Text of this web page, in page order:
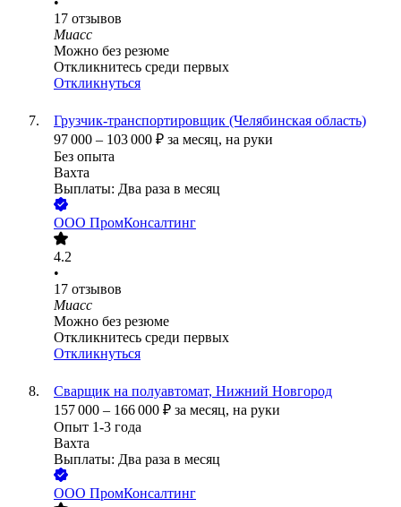
17 отзывов
Миасс
Можно без резюме
Откликнитесь среди первых
Откликнуться
Грузчик-транспортировщик (Челябинская область)
97 000 – 103 000 ₽ за месяц, на руки
Без опыта
Вахта
Выплаты: Два раза в месяц
ООО ПромКонсалтинг
4.2
•
17 отзывов
Миасс
Можно без резюме
Откликнитесь среди первых
Откликнуться
Сварщик на полуавтомат, Нижний Новгород
157 000 – 166 000 ₽ за месяц, на руки
Опыт 1-3 года
Вахта
Выплаты: Два раза в месяц
ООО ПромКонсалтинг